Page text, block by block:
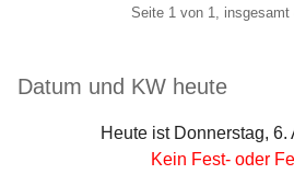
Seite 1 von 1, insgesamt
Seitenleiste
Datum und KW heute
Heute ist Donnerstag, 6.
Kein Fest- oder